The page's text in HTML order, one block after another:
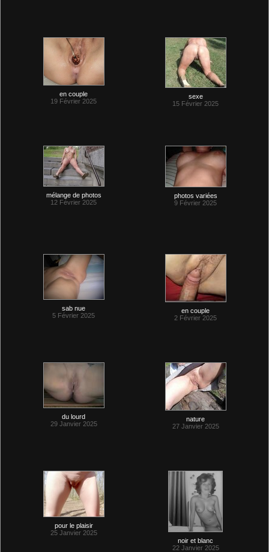
en couple
19 Février 2025
sexe
15 Février 2025
mélange de photos
12 Février 2025
photos variées
9 Février 2025
sab nue
5 Février 2025
en couple
2 Février 2025
du lourd
29 Janvier 2025
nature
27 Janvier 2025
pour le plaisir
25 Janvier 2025
noir et blanc
22 Janvier 2025